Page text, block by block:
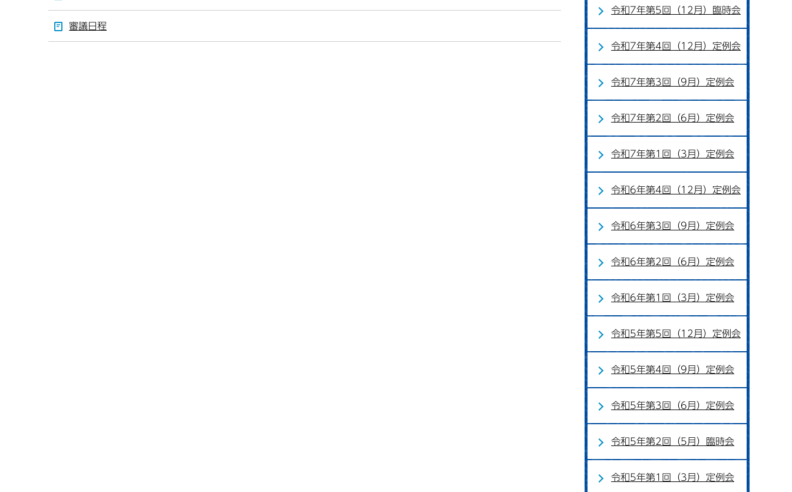
審議日程
令和7年第5回（12月）臨時会
令和7年第4回（12月）定例会
令和7年第3回（9月）定例会
令和7年第2回（6月）定例会
令和7年第1回（3月）定例会
令和6年第4回（12月）定例会
令和6年第3回（9月）定例会
令和6年第2回（6月）定例会
令和6年第1回（3月）定例会
令和5年第5回（12月）定例会
令和5年第4回（9月）定例会
令和5年第3回（6月）定例会
令和5年第2回（5月）臨時会
令和5年第1回（3月）定例会